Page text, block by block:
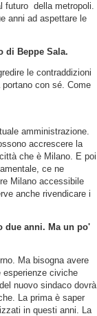
futuro della metropoli.
anni ad aspettare le
di Beppe Sala.
le contraddizioni
con sé. Come
amministrazione.
accrescere la
che è Milano. E poi
ce ne
Milano accessibile
anche rivendicare i
due anni. Ma un po'
Ma bisogna avere
esperienze civiche
nuovo sindaco dovrà
La prima è saper
in questi anni. La